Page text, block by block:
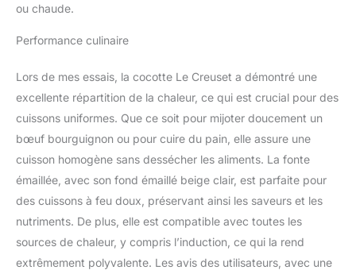
couvercle Le Creuset,
Ronde, Ø 26 cm,
Dimensions avec
poignées et couvercle :
35.3 x 27.4 x 17.2 cm,
Poids : 5.135 kg, Couleur
: Bleu Marseille
ou chaude.
Performance culinaire
Lors de mes essais, la cocotte Le Creuset a démontré une
excellente répartition de la chaleur, ce qui est crucial pour des
cuissons uniformes. Que ce soit pour mijoter doucement un
bœuf bourguignon ou pour cuire du pain, elle assure une
cuisson homogène sans dessécher les aliments. La fonte
émaillée, avec son fond émaillé beige clair, est parfaite pour
des cuissons à feu doux, préservant ainsi les saveurs et les
nutriments. De plus, elle est compatible avec toutes les
sources de chaleur, y compris l’induction, ce qui la rend
extrêmement polyvalente. Les avis des utilisateurs, avec une